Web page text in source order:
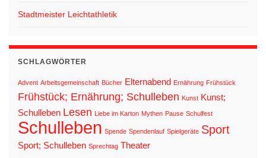
Stadtmeister Leichtathletik
SCHLAGWÖRTER
Advent Arbeitsgemeinschaft Bücher Elternabend Ernährung Frühstück
Frühstück; Ernährung; Schulleben Kunst Kunst;
Schulleben Lesen Liebe im Karton Mythen Pause Schulfest
Schulleben Spende Spendenlauf Spielgeräte Sport
Sport; Schulleben Sprechtag Theater